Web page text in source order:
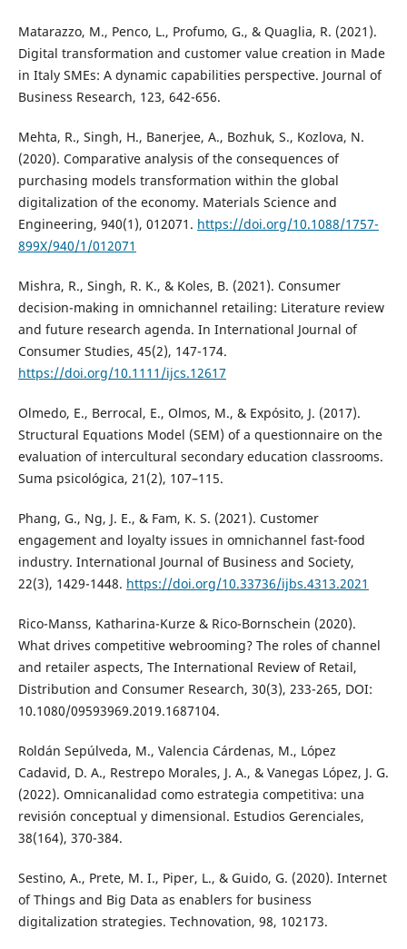
Matarazzo, M., Penco, L., Profumo, G., & Quaglia, R. (2021).
Digital transformation and customer value creation in Made
in Italy SMEs: A dynamic capabilities perspective. Journal of
Business Research, 123, 642-656.
Mehta, R., Singh, H., Banerjee, A., Bozhuk, S., Kozlova, N.
(2020). Comparative analysis of the consequences of
purchasing models transformation within the global
digitalization of the economy. Materials Science and
Engineering, 940(1), 012071. https://doi.org/10.1088/1757-
899X/940/1/012071
Mishra, R., Singh, R. K., & Koles, B. (2021). Consumer
decision-making in omnichannel retailing: Literature review
and future research agenda. In International Journal of
Consumer Studies, 45(2), 147-174.
https://doi.org/10.1111/ijcs.12617
Olmedo, E., Berrocal, E., Olmos, M., & Expósito, J. (2017).
Structural Equations Model (SEM) of a questionnaire on the
evaluation of intercultural secondary education classrooms.
Suma psicológica, 21(2), 107–115.
Phang, G., Ng, J. E., & Fam, K. S. (2021). Customer
engagement and loyalty issues in omnichannel fast-food
industry. International Journal of Business and Society,
22(3), 1429-1448. https://doi.org/10.33736/ijbs.4313.2021
Rico-Manss, Katharina-Kurze & Rico-Bornschein (2020).
What drives competitive webrooming? The roles of channel
and retailer aspects, The International Review of Retail,
Distribution and Consumer Research, 30(3), 233-265, DOI:
10.1080/09593969.2019.1687104.
Roldán Sepúlveda, M., Valencia Cárdenas, M., López
Cadavid, D. A., Restrepo Morales, J. A., & Vanegas López, J. G.
(2022). Omnicanalidad como estrategia competitiva: una
revisión conceptual y dimensional. Estudios Gerenciales,
38(164), 370-384.
Sestino, A., Prete, M. I., Piper, L., & Guido, G. (2020). Internet
of Things and Big Data as enablers for business
digitalization strategies. Technovation, 98, 102173.